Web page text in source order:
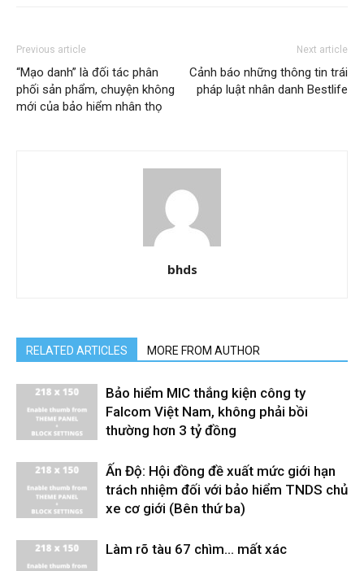
Previous article
“Mạo danh” là đối tác phân
phối sản phẩm, chuyện không
mới của bảo hiểm nhân thọ
Next article
Cảnh báo những thông tin trái
pháp luật nhân danh Bestlife
bhds
RELATED ARTICLES MORE FROM AUTHOR
Bảo hiểm MIC thắng kiện công ty
Falcom Việt Nam, không phải bồi
thường hơn 3 tỷ đồng
Ấn Độ: Hội đồng đề xuất mức giới hạn
trách nhiệm đối với bảo hiểm TNDS chủ
xe cơ giới (Bên thứ ba)
Làm rõ tàu 67 chìm… mất xác